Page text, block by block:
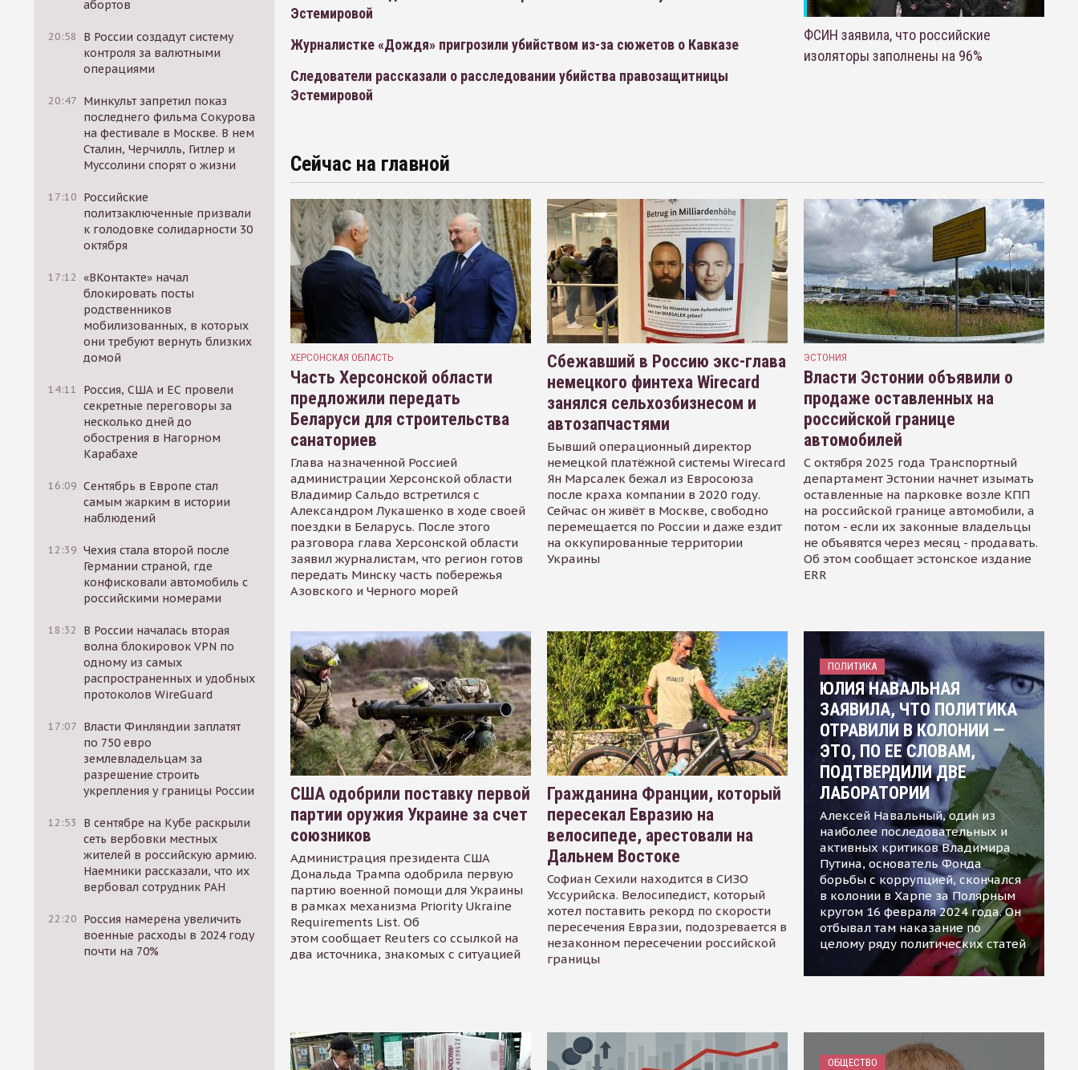
абортов
20:58
В России создадут систему
контроля за валютными
операциями
20:47 Минкульт запретил показ
последнего фильма Сокурова
на фестивале в Москве. В нем
Сталин, Черчилль, Гитлер и
Муссолини спорят о жизни
17:10 Российские
политзаключенные призвали
к голодовке солидарности 30
октября
17:12 «ВКонтакте» начал
блокировать посты
родственников
мобилизованных, в которых
они требуют вернуть близких
домой
14:11
Россия, США и ЕС провели
секретные переговоры за
несколько дней до
обострения в Нагорном
Карабахе
16:09 Сентябрь в Европе стал
самым жарким в истории
наблюдений
12:39 Чехия стала второй после
Германии страной, где
конфисковали автомобиль с
российскими номерами
18:32
В России началась вторая
волна блокировок VPN по
одному из самых
распространенных и удобных
протоколов WireGuard
17:07 Власти Финляндии заплатят
по 750 евро
землевладельцам за
разрешение строить
укрепления у границы России
12:53
В сентябре на Кубе раскрыли
сеть вербовки местных
жителей в российскую армию.
Наемники рассказали, что их
вербовал сотрудник РАН
22:20 Россия намерена увеличить
военные расходы в 2024 году
почти на 70%
Эстемировой
Журналистке «Дождя» пригрозили убийством из-за сюжетов о Кавказе
Следователи рассказали о расследовании убийства правозащитницы
Эстемировой
ФСИН заявила, что российские
изоляторы заполнены на 96%
Сейчас на главной
ХЕРСОНСКАЯ ОБЛАСТЬ
Часть Херсонской области
предложили передать
Беларуси для строительства
санаториев
Глава назначенной Россией
администрации Херсонской области
Владимир Сальдо встретился с
Александром Лукашенко в ходе своей
поездки в Беларусь. После этого
разговора глава Херсонской области
заявил журналистам, что регион готов
передать Минску часть побережья
Азовского и Черного морей
Сбежавший в Россию экс-глава
немецкого финтеха Wirecard
занялся сельхозбизнесом и
автозапчастями
Бывший операционный директор
немецкой платёжной системы Wirecard
Ян Марсалек бежал из Евросоюза
после краха компании в 2020 году.
Сейчас он живёт в Москве, свободно
перемещается по России и даже ездит
на оккупированные территории
Украины
ЭСТОНИЯ
Власти Эстонии объявили о
продаже оставленных на
российской границе
автомобилей
С октября 2025 года Транспортный
департамент Эстонии начнет изымать
оставленные на парковке возле КПП
на российской границе автомобили, а
потом - если их законные владельцы
не объявятся через месяц - продавать.
Об этом сообщает эстонское издание
ERR
США одобрили поставку первой
партии оружия Украине за счет
союзников
Администрация президента США
Дональда Трампа одобрила первую
партию военной помощи для Украины
в рамках механизма Priority Ukraine
Requirements List. Об
этом сообщает Reuters со ссылкой на
два источника, знакомых с ситуацией
Гражданина Франции, который
пересекал Евразию на
велосипеде, арестовали на
Дальнем Востоке
Софиан Сехили находится в СИЗО
Уссурийска. Велосипедист, который
хотел поставить рекорд по скорости
пересечения Евразии, подозревается в
незаконном пересечении российской
границы
ПОЛИТИКА
ЮЛИЯ НАВАЛЬНАЯ
ЗАЯВИЛА, ЧТО ПОЛИТИКА
ОТРАВИЛИ В КОЛОНИИ —
ЭТО, ПО ЕЕ СЛОВАМ,
ПОДТВЕРДИЛИ ДВЕ
ЛАБОРАТОРИИ
Алексей Навальный, один из
наиболее последовательных и
активных критиков Владимира
Путина, основатель Фонда
борьбы с коррупцией, скончался
в колонии в Харпе за Полярным
кругом 16 февраля 2024 года. Он
отбывал там наказание по
целому ряду политических статей
ОБЩЕСТВО